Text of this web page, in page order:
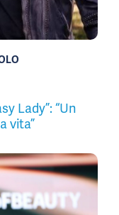
Lady”: “Un
vita”